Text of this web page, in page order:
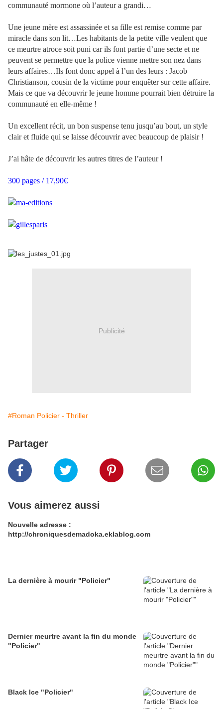
communauté mormone où l’auteur a grandi…
Une jeune mère est assassinée et sa fille est remise comme par
miracle dans son lit…Les habitants de la petite ville veulent que
ce meurtre atroce soit puni car ils font partie d’une secte et ne
peuvent se permettre que la police vienne mettre son nez dans
leurs affaires…Ils font donc appel à l’un des leurs : Jacob
Christianson, cousin de la victime pour enquêter sur cette affaire.
Mais ce que va découvrir le jeune homme pourrait bien détruire la
communauté en elle-même !
Un excellent récit, un bon suspense tenu jusqu’au bout, un style
clair et fluide qui se laisse découvrir avec beaucoup de plaisir !
J’ai hâte de découvrir les autres titres de l’auteur !
300 pages / 17,90€
Publicité
#Roman Policier - Thriller
Partager
Vous aimerez aussi
Nouvelle adresse :
http://chroniquesdemadoka.eklablog.com
La dernière à mourir "Policier"
Dernier meurtre avant la fin du monde
"Policier"
Black Ice "Policier"